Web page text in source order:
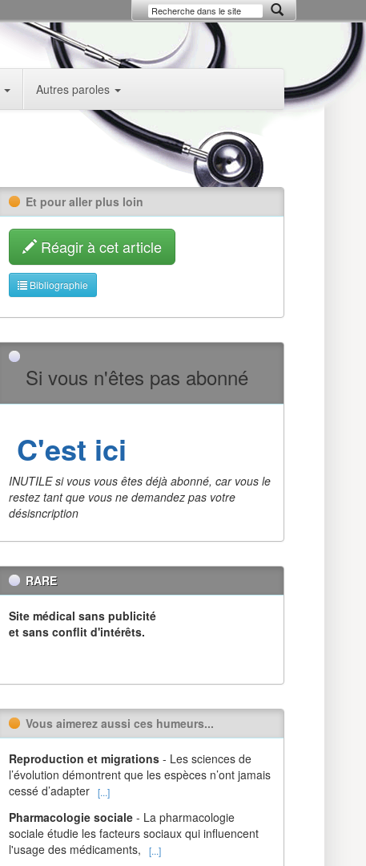
Autres paroles
Et pour aller plus loin
Réagir à cet article
Bibliographie
Si vous n'êtes pas abonné
C'est ici
INUTILE si vous vous êtes déjà abonné, car vous le
restez tant que vous ne demandez pas votre
désisncription
RARE
Site médical sans publicité
et sans conflit d'intérêts.
Vous aimerez aussi ces humeurs...
Reproduction et migrations - Les sciences de
l’évolution démontrent que les espèces n’ont jamais
cessé d’adapter [...]
Pharmacologie sociale - La pharmacologie
sociale étudie les facteurs sociaux qui influencent
l'usage des médicaments,
[...]